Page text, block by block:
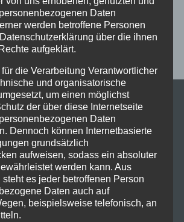
Workout
Workshop
Zumba Zumba Kurs Übungsabend
Daten
werden betroffene Personen
über die ihnen
aufgeklärt.
die Verarbeitung Verantwortlicher
und organisatorische
um einen möglichst
der über diese Internetseite
Daten
Dennoch können Internetbasierte
grundsätzlich
aufweisen, sodass ein absoluter
werden kann. Aus
es jeder betroffenen Person
Daten auch auf
beispielsweise telefonisch, an